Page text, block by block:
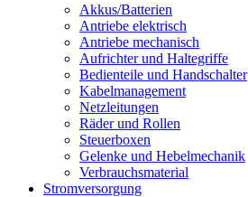
Akkus/Batterien
Antriebe elektrisch
Antriebe mechanisch
Aufrichter und Haltegriffe
Bedienteile und Handschalter
Kabelmanagement
Netzleitungen
Räder und Rollen
Steuerboxen
Gelenke und Hebelmechanik
Verbrauchsmaterial
Stromversorgung